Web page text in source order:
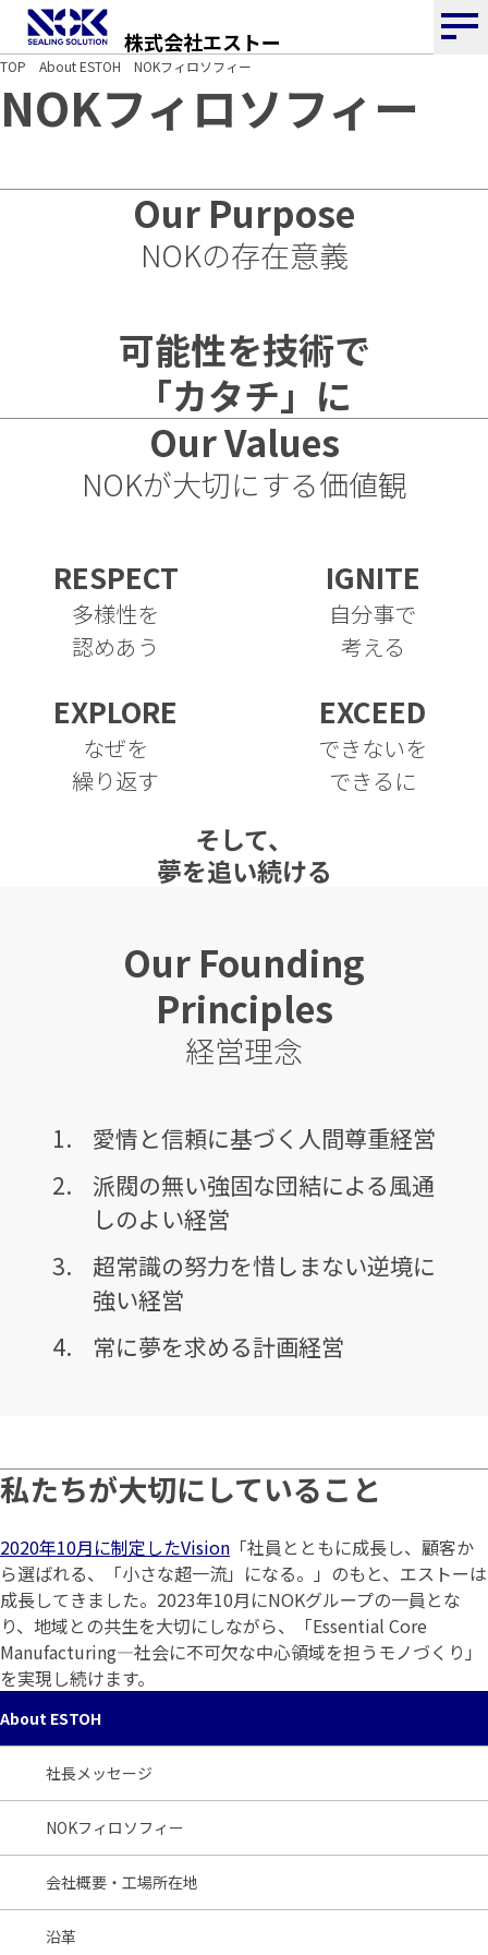
株式会社エストー
TOP About ESTOH NOKフィロソフィー
NOKフィロソフィー
Our Purpose
NOKの存在意義
可能性を技術で
「カタチ」に
Our Values
NOKが大切にする価値観
RESPECT
多様性を
認めあう
IGNITE
自分事で
考える
EXPLORE
なぜを
繰り返す
EXCEED
できないを
できるに
そして、
夢を追い続ける
Our Founding
Principles
経営理念
愛情と信頼に基づく人間尊重経営
派閥の無い強固な団結による風通
しのよい経営
超常識の努力を惜しまない逆境に
強い経営
常に夢を求める計画経営
私たちが大切にしていること
2020年10月に制定したVision 「社員とともに成長し、顧客か
ら選ばれる、「小さな超一流」になる。」のもと、エストーは
成長してきました。2023年10月にNOKグループの一員とな
り、地域との共生を大切にしながら、「Essential Core
Manufacturing―社会に不可欠な中心領域を担うモノづくり」
を実現し続けます。
About ESTOH
社長メッセージ
NOKフィロソフィー
会社概要・工場所在地
沿革